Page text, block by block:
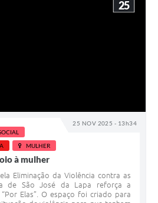
25 NOV 2025 - 13h34
25
MULHER
à mulher
Eliminação da Violência contra as
de São José da Lapa reforça a
Elas”. O espaço foi criado para